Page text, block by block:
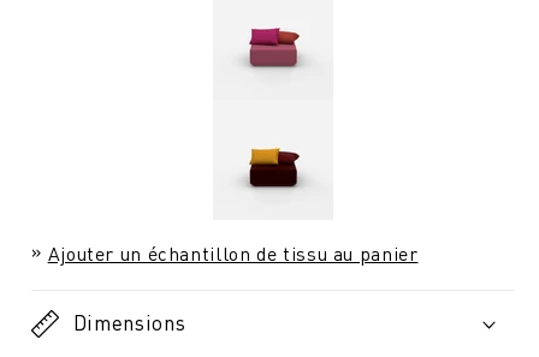
Ajouter un échantillon de tissu au panier
Dimensions